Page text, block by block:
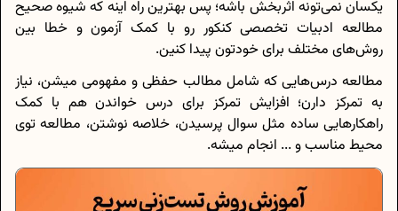
یکسان نمی‌تونه اثربخش باشه؛ پس بهترین راه اینه که شیوه صحیح
مطالعه ادبیات تخصصی کنکور رو با کمک آزمون و خطا بین
روش‌های مختلف برای خودتون پیدا کنین.
مطالعه درس‌هایی که شامل مطالب حفظی و مفهومی میشن، نیاز
به تمرکز دارن؛ افزایش تمرکز برای درس خواندن هم با کمک
راهکارهایی ساده مثل سوال پرسیدن، خلاصه نوشتن، مطالعه توی
محیط مناسب و ... انجام میشه.